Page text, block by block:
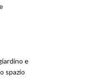
e
spazio